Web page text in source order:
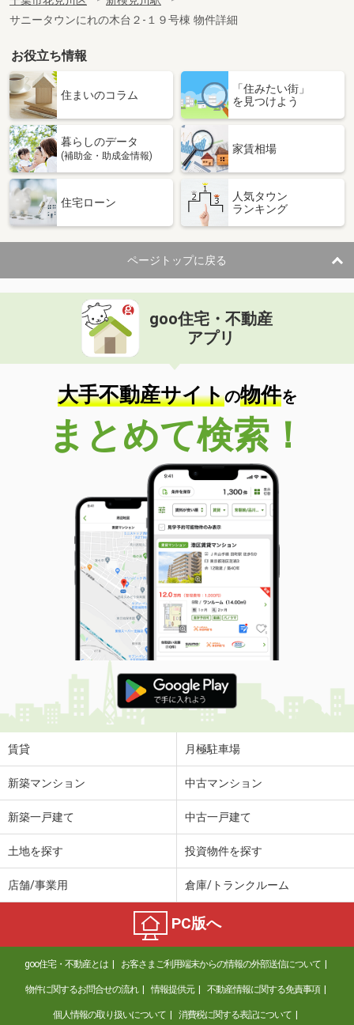
サニータウンにれの木台２-１９号棟 物件詳細
お役立ち情報
住まいのコラム
「住みたい街」
を見つけよう
暮らしのデータ
(補助金・助成金情報)
家賃相場
住宅ローン
人気タウン
ランキング
ページトップに戻る
goo住宅・不動産
アプリ
大手不動産サイトの物件を
まとめて検索！
賃貸 月極駐車場
新築マンション 中古マンション
新築一戸建て 中古一戸建て
土地を探す 投資物件を探す
店舗/事業用 倉庫/トランクルーム
PC版へ
goo住宅・不動産とは お客さまご利用端末からの情報の外部送信について
物件に関するお問合せの流れ 情報提供元 不動産情報に関する免責事項
個人情報の取り扱いについて 消費税に関する表記について